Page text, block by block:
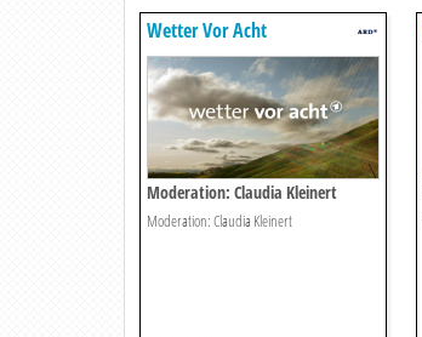
Wetter Vor Acht
Moderation: Claudia Kleinert
Moderation: Claudia Kleinert